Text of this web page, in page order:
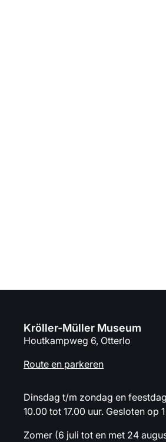
Kröller-Müller Museum
Houtkampweg 6, Otterlo
Route en parkeren
Dinsdag t/m zondag en
10.00 tot 17.00 uur. Gesloten op
Zomer (6 juli tot en met 24